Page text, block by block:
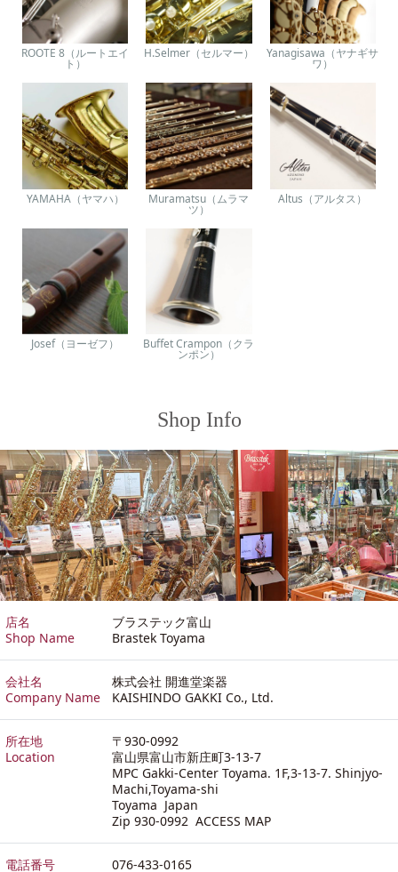
ROOTE 8（ルートエイ
ト）
H.Selmer（セルマー） Yanagisawa（ヤナギサ
ワ）
YAMAHA（ヤマハ） Muramatsu（ムラマ
ツ）
Altus（アルタス）
Josef（ヨーゼフ） Buffet Crampon（クラ
ンポン）
Shop Info
店名
Shop Name
ブラステック富山
Brastek Toyama
会社名
Company Name
株式会社 開進堂楽器
KAISHINDO GAKKI Co., Ltd.
所在地
Location
〒930-0992
富山県富山市新庄町3-13-7
MPC Gakki-Center Toyama. 1F,3-13-7. Shinjyo-
Machi,Toyama-shi
Toyama Japan
Zip 930-0992 ACCESS MAP
電話番号
076-433-0165